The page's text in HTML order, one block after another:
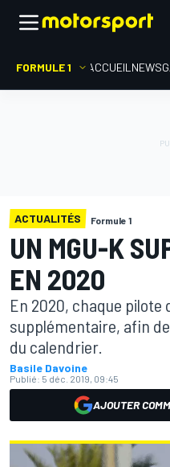
FORMULE 1 ACCUEIL NEWS
ACTUALITÉS Formule 1
UN MGU-K
EN 2020
En 2020, chaque pilote
supplémentaire, afin
du calendrier.
Basile Davoine
Publié: 5 déc. 2019, 09:45
AJOUTER